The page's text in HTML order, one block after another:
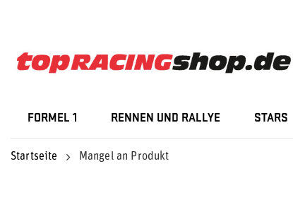
FORMEL 1 RENNEN UND RALLYE STARS
Startseite Mangel an Produkt